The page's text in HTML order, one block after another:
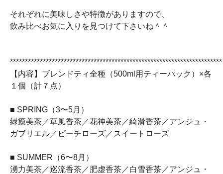
それぞれに美味しさや特徴がありますので、
飲み比べお気に入りを見つけて下さいね＾＾
***********************************************************************
【内容】ブレンドティ全種（500ml用ティーパック）×各
１個（計７点）
■ SPRING（3〜5月）
緑癒美茶／草風香茶／花神美茶／綺滑香茶／アンジュ・
ガブリエル／ピーチローズ／スイートローズ
■ SUMMER（6〜8月）
湧力美茶／巡流香茶／肥虚香茶／白雪香茶／アンジュ・